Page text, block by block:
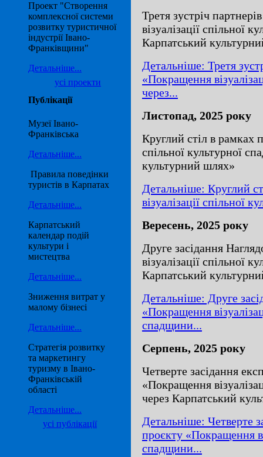
Проект "Створення
комплексної системи
розвитку туристичної
індустрії Івано-
Франківщини"
Детальніше...
усі проекти
Публікації
Музеї Івано-
Франківська
Детальніше...
Правила поведінки
туристів в Карпатах
Детальніше...
Карпатський
календар подій
культури і
мистецтва
Детальніше...
Зниження витрат у
малому бізнесі
Детальніше...
Стратегія розвитку
та маркетингу
туризму в Івано-
Франківській
області
Детальніше...
усі публікації
Третя зустріч
візуалізації спільної
Карпатський
Детальніше: Третя
«Покращення
через...
Листопад, 2025 року
Круглий стіл в рамках
спільної культурної
культурний шлях»
Детальніше: Круглий
візуалізації спільної
Вересень, 2025 року
Друге засідання
візуалізації спільної
Карпатський
Детальніше: Друге
«Покращення
спадщини...
Серпень, 2025 року
Четверте засідання
«Покращення
через Карпатський
Детальніше: Четверте
проєкту «Покращення
спадщини...